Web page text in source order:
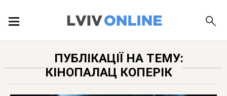
ЛОКАЦІЇ
ПУБЛІКАЦІЇ НА ТЕМУ:
КІНОПАЛАЦ КОПЕРІК